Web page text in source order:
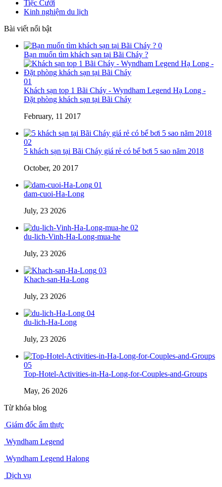
Tiệc Cưới
Kinh nghiệm du lịch
Bài viết nổi bật
0
Bạn muốn tìm khách sạn tại Bãi Cháy ?
01
Khách sạn top 1 Bãi Cháy - Wyndham Legend Hạ Long -
Đặt phòng khách sạn tại Bãi Cháy
February, 11 2017
02
5 khách sạn tại Bãi Cháy giá rẻ có bể bơi 5 sao năm 2018
October, 20 2017
01
dam-cuoi-Ha-Long
July, 23 2026
02
du-lich-Vinh-Ha-Long-mua-he
July, 23 2026
03
Khach-san-Ha-Long
July, 23 2026
04
du-lich-Ha-Long
July, 23 2026
05
Top-Hotel-Activities-in-Ha-Long-for-Couples-and-Groups
May, 26 2026
Từ khóa blog
Giám đốc ẩm thực
Wyndham Legend
Wyndham Legend Halong
Dịch vụ